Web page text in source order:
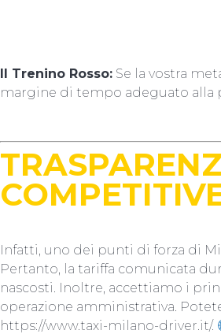
Il Trenino Rosso:Se la vostra
margine di tempo adeguato alla
Infatti, uno dei punti di forza di
Pertanto, la tariffa comunicata
nascosti. Inoltre, accettiamo i
operazione amministrativa.
https://www.taxi-milano-driver.it/.